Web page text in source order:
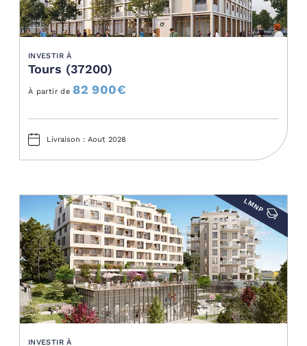
INVESTIR À
Tours (37200)
À partir de 82 900€
Livraison : Aout 2028
LMNP
INVESTIR À